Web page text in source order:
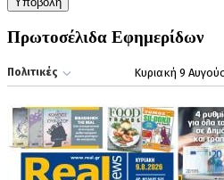
Πρωτοσέλιδα Εφημερίδων